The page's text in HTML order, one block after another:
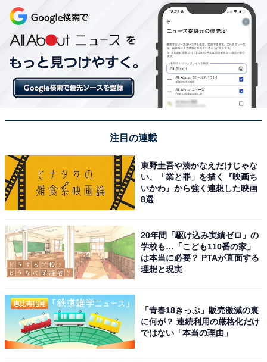
「ミルキィの湯」と呼ばれるトロトロとした泉質の
地元の旬の食材を贅沢に使ったお料理がボリューム
満点で美味しい
ビールやジュースが無料で楽しめるラウンジのサー
ビスが嬉しい
注目の連載
東野圭吾や湊かなえだけじゃな
い、「業と罪」を描く『映画ち
いかわ』から強く連想した映画
8選
20年間「駆け込み実績ゼロ」の
学校も…「こども110番の家」
は本当に必要？ PTAが直面する
理想と現実
「青春18きっぷ」販売激減の裏
に何が？ 連続利用の厳格化だけ
ではない「本当の理由」